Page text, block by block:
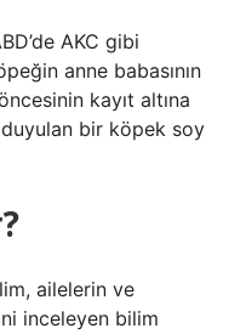
AKC gibi
anne babasının
kayıt altına
duyulan bir köpek soy
ailelerin ve
inceleyen bilim